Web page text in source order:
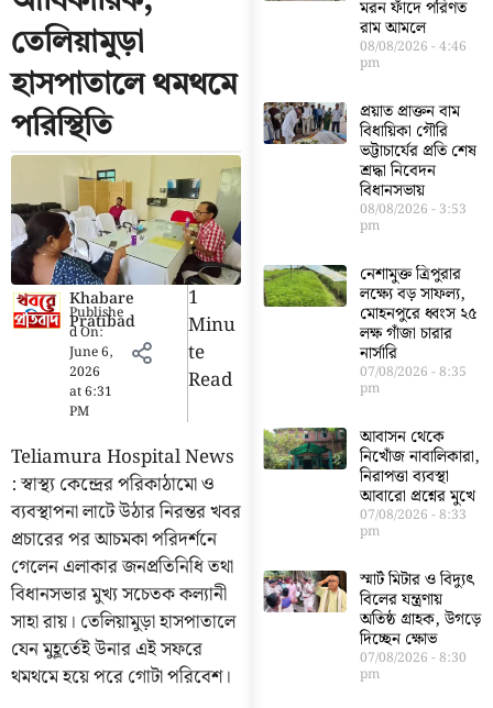
তেলিয়ামুড়া
হাসপাতালে থমথমে
পরিস্থিতি
Khabare
Pratibad
Publishe
d On:
June 6,
2026
at6:31
PM
1
Minu
Te
Read
Teliamura Hospital News
: স্বাস্থ্য কেন্দ্রের পরিকাঠামো ও
ব্যবস্থাপনা লাটে উঠার নিরন্তর খবর
প্রচারের পর আচমকা পরিদর্শনে
গেলেন এলাকার জনপ্রতিনিধি তথা
বিধানসভার মুখ্য সচেতক কল্যানী
সাহা রায়। তেলিয়ামুড়া হাসপাতালে
যেন মুহূর্তেই উনার এই সফরে
থমথমে হয়ে পরে গোটা পরিবেশ।
মরন ফাঁদে পরিণত
রাম আমলে
08/08/2026 4:46
pm
প্রয়াত প্রাক্তন বাম
বিধায়িকা গৌরি
ভট্টাচার্যের প্রতি শেষ
শ্রদ্ধা নিবেদন
বিধানসভায়
08/08/2026 3:53
pm
নেশামুক্ত ত্রিপুরার
লক্ষ্যে বড় সাফল্য,
মোহনপুরে ধ্বংস ২৫
লক্ষ গাঁজা চারার
নার্সারি
07/08/2026 8:35
pm
আবাসন থেকে
নিখোঁজ নাবালিকারা,
নিরাপত্তা ব্যবস্থা
আবারো প্রশ্নের মুখে
07/08/2026 8:33
pm
স্মার্ট মিটার ও বিদ্যুৎ
বিলের যন্ত্রণায়
অতিষ্ঠ গ্রাহক, উগড়ে
দিচ্ছেন ক্ষোভ
07/08/2026 8:30
pm